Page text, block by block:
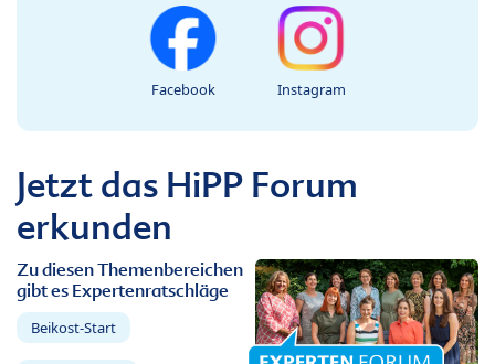
Facebook Instagram
Jetzt das HiPP Forum
erkunden
Zu diesen Themenbereichen
gibt es Expertenratschläge
Beikost-Start